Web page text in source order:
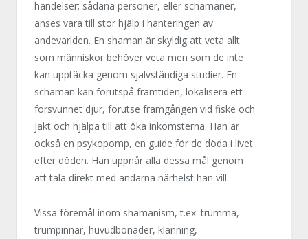
händelser; sådana personer, eller schamaner,
anses vara till stor hjälp i hanteringen av
andevärlden. En shaman är skyldig att veta allt
som människor behöver veta men som de inte
kan upptäcka genom självständiga studier. En
schaman kan förutspå framtiden, lokalisera ett
försvunnet djur, förutse framgången vid fiske och
jakt och hjälpa till att öka inkomsterna. Han är
också en psykopomp, en guide för de döda i livet
efter döden. Han uppnår alla dessa mål genom
att tala direkt med andarna närhelst han vill.
Vissa föremål inom shamanism, t.ex. trumma,
trumpinnar, huvudbonader, klänning,